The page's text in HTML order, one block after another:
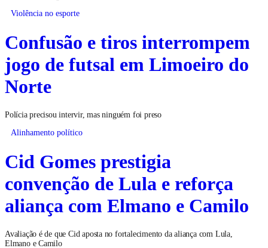
Violência no esporte
Confusão e tiros interrompem
jogo de futsal em Limoeiro do
Norte
Polícia precisou intervir, mas ninguém foi preso
Alinhamento político
Cid Gomes prestigia
convenção de Lula e reforça
aliança com Elmano e Camilo
Avaliação é de que Cid aposta no fortalecimento da aliança com Lula,
Elmano e Camilo